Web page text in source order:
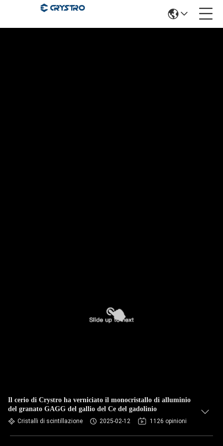
Il cerio di Crystro ha verniciato il monocristallo di alluminio
del granato GAGG del gallio del Ce del gadolinio
Cristalli di scintillazione 2025-02-12 1126 opinioni